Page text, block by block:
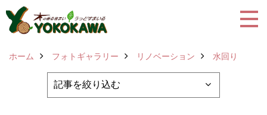
ホーム フォトギャラリー リノベーション 水回り